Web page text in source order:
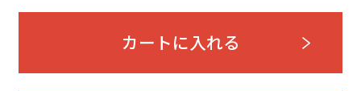
カートに入れる